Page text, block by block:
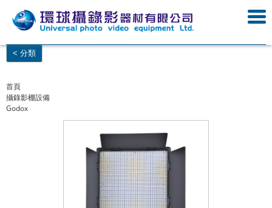
< 分類
首頁
攝錄影棚設備
Godox